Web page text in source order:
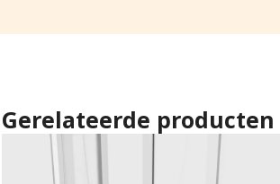
Gerelateerde producten